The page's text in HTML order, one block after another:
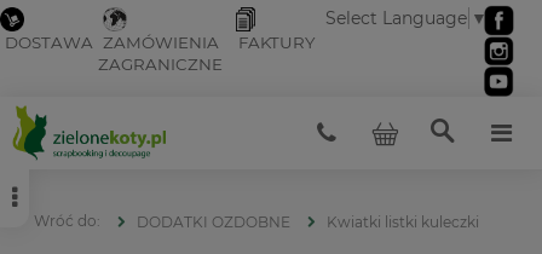
DOSTAWA ZAMÓWIENIA
ZAGRANICZNE
FAKTURY
Select Language ▼
DODATKI OZDOBNE Kwiatki listki kuleczki